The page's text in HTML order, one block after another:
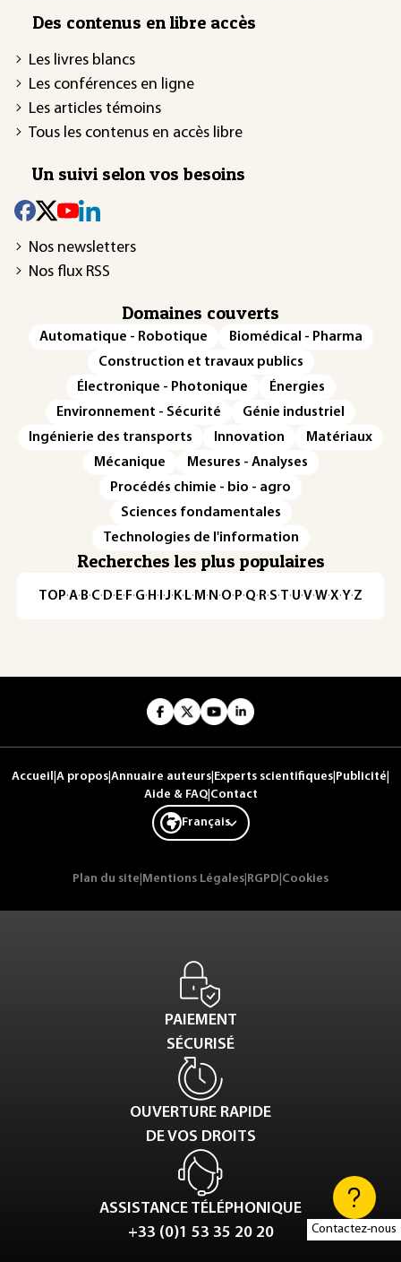
Contactez-nous
Des contenus en libre accès
Les livres blancs
Les conférences en ligne
Les articles témoins
Tous les contenus en accès libre
Un suivi selon vos besoins
Nos newsletters
Nos flux RSS
Domaines couverts
Automatique - Robotique
Biomédical - Pharma
Construction et travaux publics
Électronique - Photonique
Énergies
Environnement - Sécurité
Génie industriel
Ingénierie des transports
Innovation
Matériaux
Mécanique
Mesures - Analyses
Procédés chimie - bio - agro
Sciences fondamentales
Technologies de l'information
Recherches les plus populaires
TOP·A·B·C· D· E· F·G· H · ·J· K· L· M · N ·O· P·Q· R·S·T·U·V·W·X·Y·Z
Accueil A propos Annuaire auteurs Experts scientifiques Publicité
Aide & FAQ| Contact
Français
Plan du site Mentions Légales RGPD Cookies
PAIEMENT
SÉCURISÉ
OUVERTURE RAPIDE
DE VOS DROITS
ASSISTANCE TÉLÉPHONIQUE
+33 (0)1 53 35 20 20